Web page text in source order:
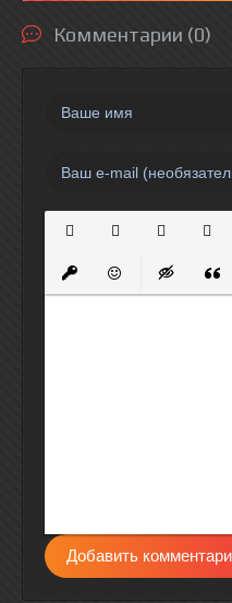
Комментарии (0)
Вставить защищенную
ВставитьВставка
Добавить